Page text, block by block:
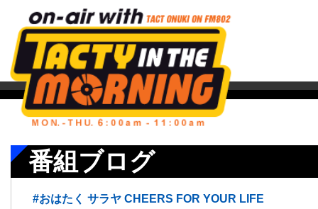
番組ブログ
#おはたく サラヤ CHEERS FOR YOUR LIFE